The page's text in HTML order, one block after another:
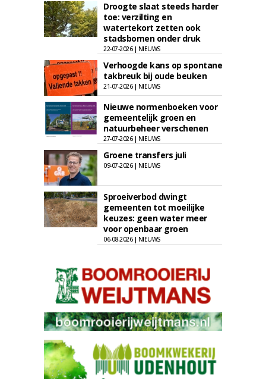
Droogte slaat steeds harder
toe: verzilting en
watertekort zetten ook
stadsbomen onder druk
22-07-2026 | NIEUWS
Verhoogde kans op spontane
takbreuk bij oude beuken
21-07-2026 | NIEUWS
Nieuwe normenboeken voor
gemeentelijk groen en
natuurbeheer verschenen
27-07-2026 | NIEUWS
Groene transfers juli
09-07-2026 | NIEUWS
Sproeiverbod dwingt
gemeenten tot moeilijke
keuzes: geen water meer
voor openbaar groen
06-08-2026 | NIEUWS